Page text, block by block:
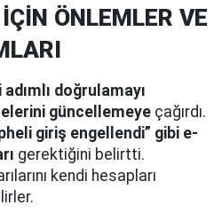
ÖNLEMLER VE
adımlı doğrulamayı
güncellemeye çağırdı.
giriş engellendi” gibi e-
gerektiğini belirtti.
kendi hesapları